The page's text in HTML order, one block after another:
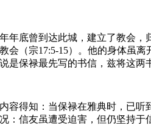
年底曾到达此城，建立了教会
会（宗17:5-15）。他的身体虽
是保禄最先写的书信，兹将这两
容得知：当保禄在雅典时，已
：信友虽遭受迫害，但仍坚持